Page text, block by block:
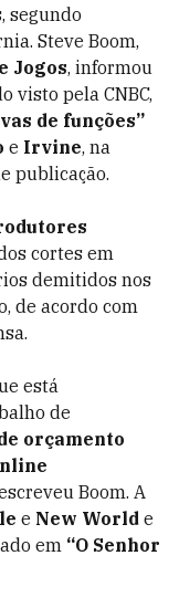
segundo
Steve Boom,
Jogos, informou
visto pela CNBC,
de funções”
e Irvine, na
publicação.
cortes em
demitidos nos
de acordo com
está
de
orçamento
Boom. A
e New World e
em “O Senhor